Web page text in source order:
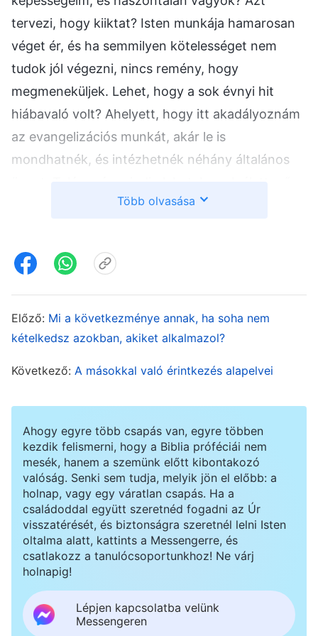
tervezi, hogy kiiktat? Isten munkája hamarosan
véget ér, és ha semmilyen kötelességet nem
tudok jól végezni, nincs remény, hogy
megmeneküljek. Lehet, hogy a sok évnyi hit
hiábavaló volt? Ahelyett, hogy itt akadályoznám
az evangelizációs munkát, akár le is
mondhatnék, és intézhetnék néhány általános
és életben maradhatok.” Nagyon elgyötörtnek
sóhajtoztam, és a kötelességemben
motiválatlannak éreztem magam. Azt sem
éreztem, hogy készen állok erőfeszítéseket tenni
annak érdekében, hogy felvértezzem magam az
evangélium hirdetésével kapcsolatos
igazságokkal, és nem akartam az igazságot
romlottságot. Úgy éreztem, hogy gyenge
képességeimet tekintve hiábavaló a további
törekvés. Ezt követően az állapotom tovább
romlott. Nem tudtam megoldani a problémákat,
és a munkám eredményei tovább romlottak.
Minden nap végére fizikailag és szellemileg is
kimerültnek éreztem magam, és este nyolcra
vagy kilencre már kezdtem elálmosodni. Nagyon
passzív lettem a kötelességemben, és többször
még az evangélium lehetséges befogadóiról is
Több olvasása
Előző: Mi a következménye annak, ha soha nem
kételkedsz azokban, akiket alkalmazol?
Következő: A másokkal való érintkezés alapelvei
Ahogy egyre több csapás van, egyre többen
kezdik felismerni, hogy a Biblia próféciái nem
mesék, hanem a szemünk előtt kibontakozó
valóság. Senki sem tudja, melyik jön el előbb: a
holnap, vagy egy váratlan csapás. Ha a
családoddal együtt szeretnéd fogadni az Úr
visszatérését, és biztonságra szeretnél lelni Isten
oltalma alatt, kattints a Messengerre, és
csatlakozz a tanulócsoportunkhoz! Ne várj
holnapig!
Lépjen kapcsolatba velünk
Messengeren